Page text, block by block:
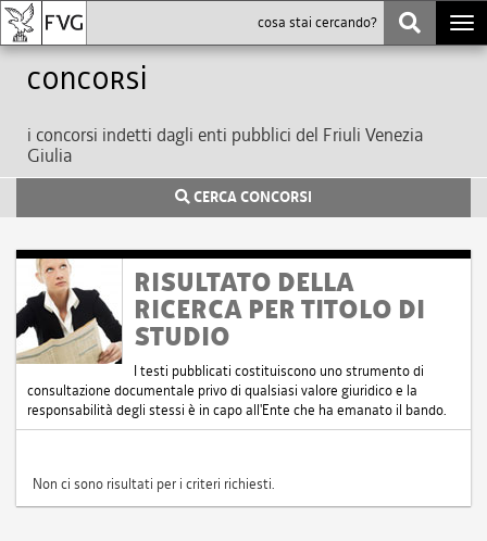
Concorsi
i concorsi indetti dagli enti pubblici del Friuli Venezia
Giulia
CERCA CONCORSI
RISULTATO DELLA
RICERCA PER TITOLO DI
STUDIO
I testi pubblicati costituiscono uno strumento di
consultazione documentale privo di qualsiasi valore giuridico e la
responsabilità degli stessi è in capo all'Ente che ha emanato il bando.
Non ci sono risultati per i criteri richiesti.